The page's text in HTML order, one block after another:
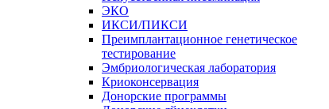
ЭКО
ИКСИ/ПИКСИ
Преимплантационное генетическое
тестирование
Эмбриологическая лаборатория
Криоконсервация
Донорские программы